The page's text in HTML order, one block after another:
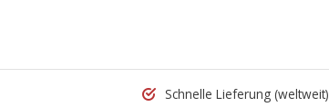
Schnelle Lieferung (weltweit)